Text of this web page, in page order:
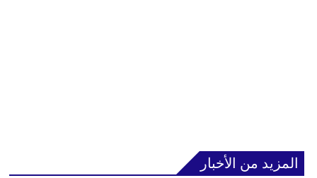
المزيد من الأخبار